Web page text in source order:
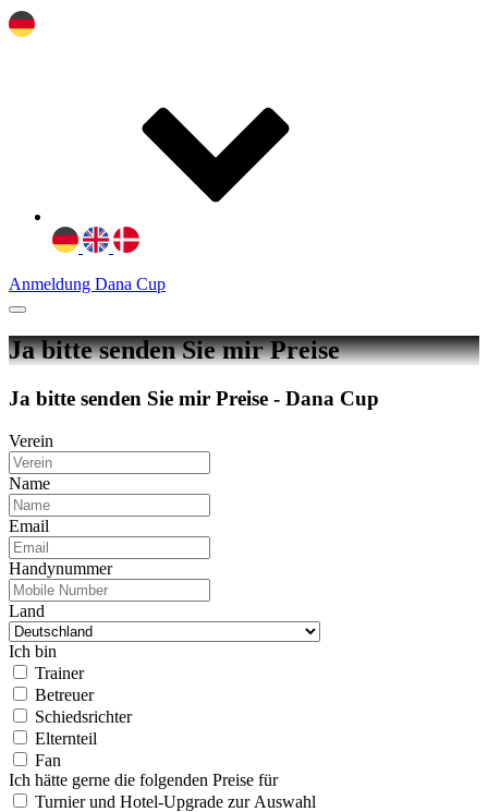
Anmeldung Dana Cup
Ja bitte senden Sie mir Preise
Ja bitte senden Sie mir Preise - Dana Cup
Verein
Name
Email
Handynummer
Land
Ich bin
Trainer
Betreuer
Schiedsrichter
Elternteil
Fan
Ich hätte gerne die folgenden Preise für
Turnier und Hotel-Upgrade zur Auswahl